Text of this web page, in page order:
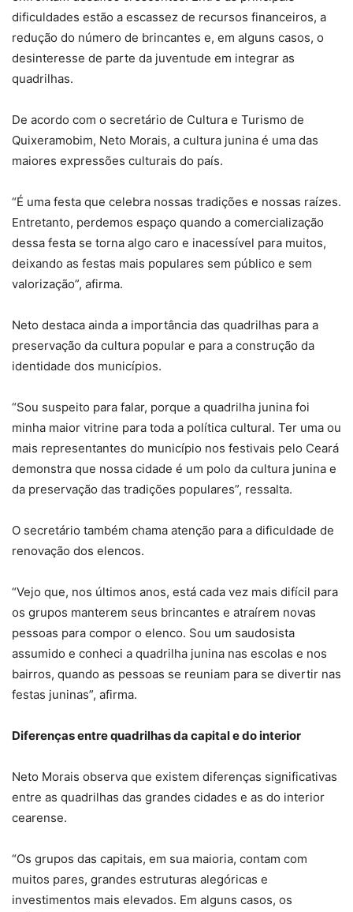
dificuldades estão a escassez de recursos financeiros, a
redução do número de brincantes e, em alguns casos, o
desinteresse de parte da juventude em integrar as
quadrilhas.
De acordo com o secretário de Cultura e Turismo de
Quixeramobim, Neto Morais, a cultura junina é uma das
maiores expressões culturais do país.
“É uma festa que celebra nossas tradições e nossas raízes.
Entretanto, perdemos espaço quando a comercialização
dessa festa se torna algo caro e inacessível para muitos,
deixando as festas mais populares sem público e sem
valorização”, afirma.
Neto destaca ainda a importância das quadrilhas para a
preservação da cultura popular e para a construção da
identidade dos municípios.
“Sou suspeito para falar, porque a quadrilha junina foi
minha maior vitrine para toda a política cultural. Ter uma ou
mais representantes do município nos festivais pelo Ceará
demonstra que nossa cidade é um polo da cultura junina e
da preservação das tradições populares”, ressalta.
O secretário também chama atenção para a dificuldade de
renovação dos elencos.
“Vejo que, nos últimos anos, está cada vez mais difícil para
os grupos manterem seus brincantes e atraírem novas
pessoas para compor o elenco. Sou um saudosista
assumido e conheci a quadrilha junina nas escolas e nos
bairros, quando as pessoas se reuniam para se divertir nas
festas juninas”, afirma.
Diferenças entre quadrilhas da capital e do interior
Neto Morais observa que existem diferenças significativas
entre as quadrilhas das grandes cidades e as do interior
cearense.
“Os grupos das capitais, em sua maioria, contam com
muitos pares, grandes estruturas alegóricas e
investimentos mais elevados. Em alguns casos, os